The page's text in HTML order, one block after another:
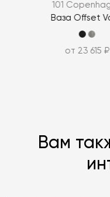
ЗАДАТЬ ВОПРОС
ЗАДАТЬ ВОПРОС
101
Ваза Offset
от 23 615 ₽
Вам